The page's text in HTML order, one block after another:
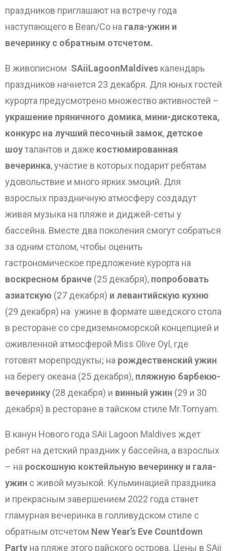
праздников приглашают на встречу года
наступающего в Bean/Co на гала-ужин и
вечеринку с обратным отсчетом.
В живописном SAiiLagoonMaldives календарь
праздников начнется 23 декабря. Для юных гостей
курорта предусмотрено множество активностей –
украшение пряничного домика, мини-дискотека,
конкурс на лучший песочный замок, детское
шоуталантов и даже костюмированная
вечеринка, участие в которых подарит ребятам
удовольствие и много ярких эмоций. Для
взрослых праздничную атмосферу создадут
живая музыка на пляже и диджей-сеты у
бассейна. Вместе два поколения смогут собраться
за одним столом, чтобы оценить
гастрономическое предложение курорта на
воскресном бранче (25 декабря), попробовать
азиатскую (27 декабря) и левантийскую кухню
(29 декабря) на ужине в формате шведского стола
в ресторане со средиземноморской концепцией и
оживленной атмосферой Miss Olive Oyl, где
готовят морепродукты; на рождественский ужин
на берегу океана (25 декабря), пляжную барбекю-
вечеринку (28 декабря) и винный ужин (29 и 30
декабря) в ресторане в тайском стиле Mr.Tomyam.
В канун Нового года SAii Lagoon Maldives ждет
ребят на детский праздник у бассейна, а взрослых
– на роскошную коктейльную вечеринку и гала-
ужин с живой музыкой. Кульминацией праздника
и прекрасным завершением 2022 года станет
гламурная вечеринка в голливудском стиле с
обратным отсчетом New Year’s Eve Countdown
Party на пляже этого райского острова. Цены в SAii